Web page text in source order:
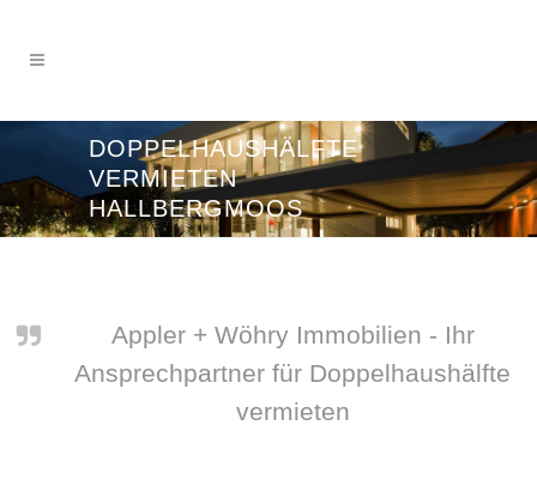
DOPPELHAUSHÄLFTE
VERMIETEN
HALLBERGMOOS
Appler + Wöhry Immobilien - Ihr
Ansprechpartner für Doppelhaushälfte
vermieten